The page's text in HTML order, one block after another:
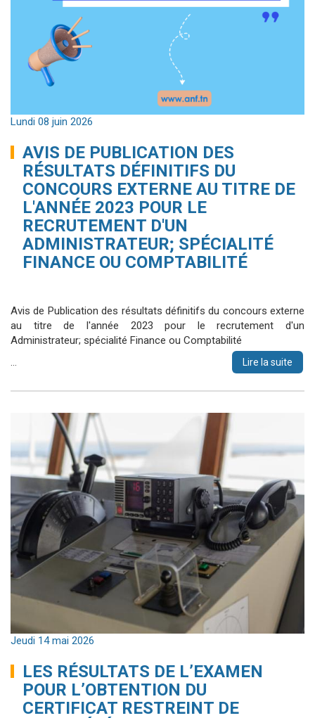
Lundi 08 juin 2026
AVIS DE PUBLICATION DES
RÉSULTATS DÉFINITIFS DU
CONCOURS EXTERNE AU TITRE DE
L'ANNÉE 2023 POUR LE
RECRUTEMENT D'UN
ADMINISTRATEUR; SPÉCIALITÉ
FINANCE OU COMPTABILITÉ
Avis de Publication des résultats définitifs du concours externe
au titre de l'année 2023 pour le recrutement d'un
Administrateur; spécialité Finance ou Comptabilité
Lire la suite
Jeudi 14 mai 2026
LES RÉSULTATS DE L’EXAMEN
POUR L’OBTENTION DU
CERTIFICAT RESTREINT DE